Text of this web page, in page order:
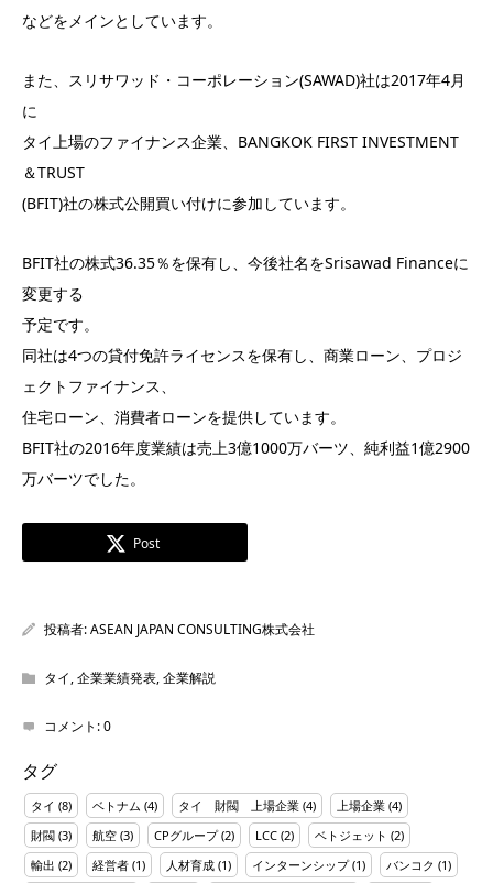
などをメインとしています。
また、スリサワッド・コーポレーション(SAWAD)社は2017年4月
に
タイ上場のファイナンス企業、BANGKOK FIRST INVESTMENT
＆TRUST
(BFIT)社の株式公開買い付けに参加しています。
BFIT社の株式36.35％を保有し、今後社名をSrisawad Financeに
変更する
予定です。
同社は4つの貸付免許ライセンスを保有し、商業ローン、プロジ
ェクトファイナンス、
住宅ローン、消費者ローンを提供しています。
BFIT社の2016年度業績は売上3億1000万バーツ、純利益1億2900
万バーツでした。
Post
投稿者:ASEAN JAPAN CONSULTING株式会社
タイ,企業業績発表,企業解説
コメント:0
タグ
タイ (8) ベトナム (4) タイ 財閥 上場企業 (4) 上場企業 (4)
財閥 (3) 航空 (3) CPグループ(2) LCC (2) ベトジェット (2)
輸出 (2) 経営者 (1) 人材育成 (1) インターンシップ(1) バンコク (1)